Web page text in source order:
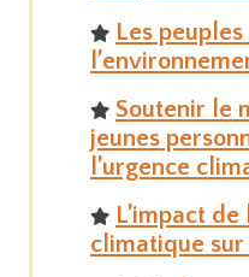
Les
Soutenir le
jeunes
l’urgence
L’impact de
climatique